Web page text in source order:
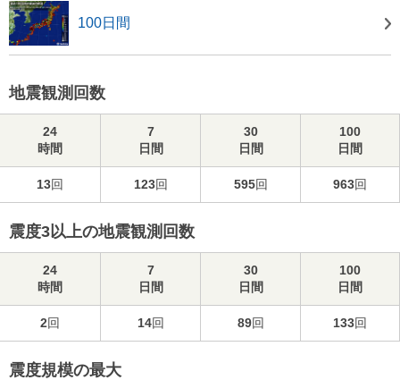
100日間
地震観測回数
24
時間
7
日間
30
日間
100
日間
13回 123回 595回 963回
震度3以上の地震観測回数
24
時間
7
日間
30
日間
100
日間
2回 14回 89回 133回
震度規模の最大